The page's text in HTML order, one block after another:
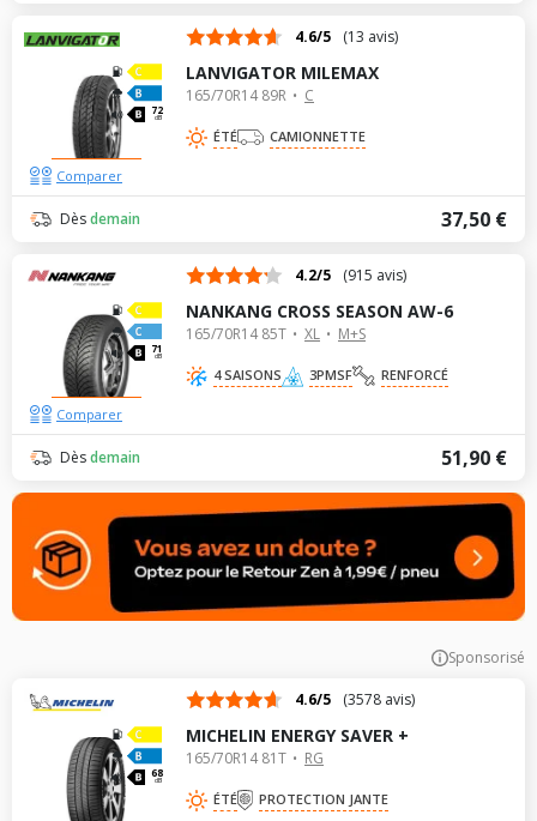
72
dB
4.6/5 (13 avis)
LANVIGATOR MILEMAX
165/70R14 89R C
ÉTÉ CAMIONNETTE
37,50 €
Dèsdemain
Comparer
71
dB
4.2/5 (915 avis)
NANKANG CROSS SEASON AW-6
165/70R14 85T XL M+S
4 SAISONS 3PMSF RENFORCÉ
51,90 €
Dèsdemain
Comparer
Sponsorisé
68
dB
4.6/5 (3578 avis)
MICHELIN ENERGY SAVER +
165/70R14 81T RG
ÉTÉ PROTECTION JANTE